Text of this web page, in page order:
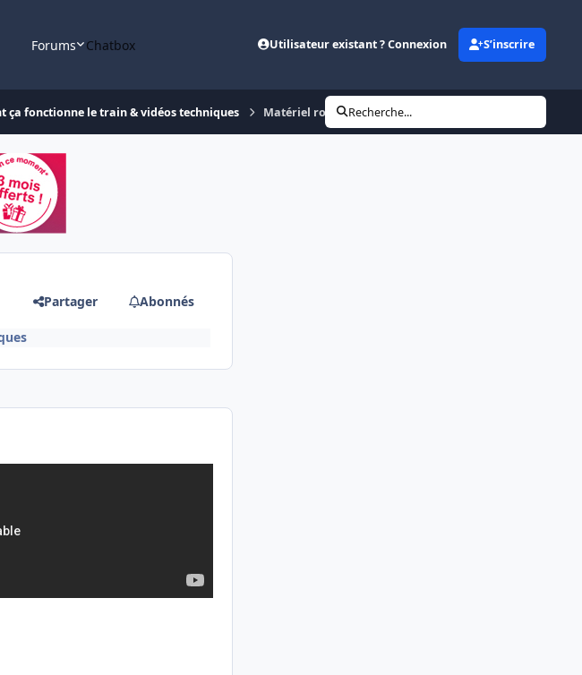
Forums Chatbox Utilisateur existant ? Connexion S’inscrire
ça fonctionne le train & vidéos techniques Matériel roulant : Autorails Picasso
Recherche...
Partager Abonnés